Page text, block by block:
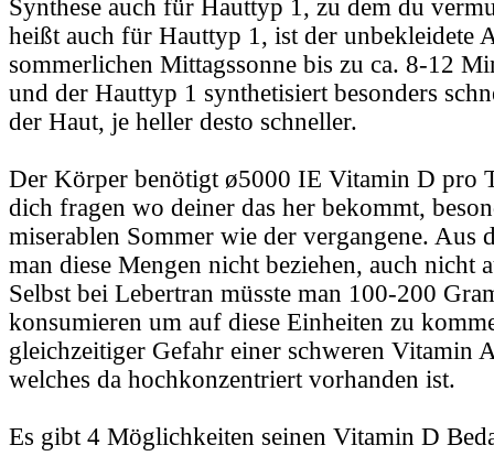
Synthese auch für Hauttyp 1, zu dem du
heißt auch für Hauttyp 1, ist der unbekleidete
sommerlichen Mittagssonne bis zu ca. 8-12
und der Hauttyp 1 synthetisiert besonders
der Haut, je heller desto schneller.
Der Körper benötigt ø5000 IE Vitamin D pro
dich fragen wo deiner das her bekommt,
miserablen Sommer wie der vergangene. Aus
man diese Mengen nicht beziehen, auch nicht
Selbst bei Lebertran müsste man 100-200
konsumieren um auf diese Einheiten zu
gleichzeitiger Gefahr einer schweren Vitamin
welches da hochkonzentriert vorhanden ist.
Es gibt 4 Möglichkeiten seinen Vitamin D